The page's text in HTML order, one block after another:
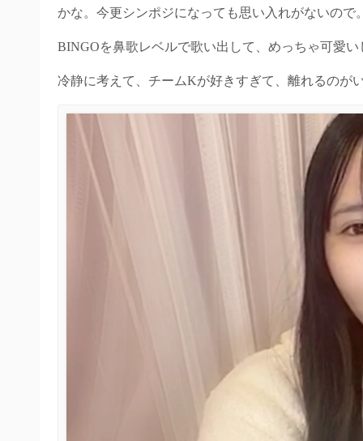
かな。今更シンポジになっても思い入れがないので
BINGOを鼻歌レベルで歌い出して、めっちゃ可愛
冷静に考えて、チームKが好きすぎて、離れるの